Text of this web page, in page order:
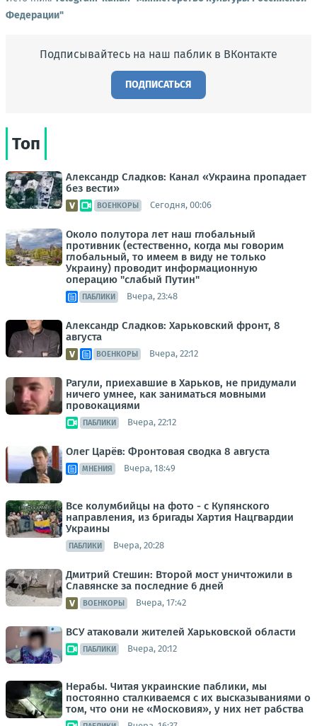
Федерации"
Подписывайтесь на наш паблик в ВКонтакте
ПОДПИСАТЬСЯ
Топ
Александр Сладков: Канал «Украина пропадает
без вести»
ВОЕНКОРЫ Сегодня, 00:06
Около полутора лет наш глобальный
противник (естественно, когда мы говорим
глобальный, то имеем в виду не только
Украину) проводит информационную
операцию "слабый Путин"
ПАБЛИКИ Вчера, 23:48
Александр Сладков: Харьковский фронт, 8
августа
ВОЕНКОРЫ Вчера, 22:12
Рагули, приехавшие в Харьков, не придумали
ничего умнее, как заниматься мовными
провокациями
ПАБЛИКИ Вчера, 22:12
Олег Царёв: Фронтовая сводка 8 августа
МНЕНИЯ Вчера, 18:49
Все колумбийцы на фото - с Купянского
направления, из бригады Хартия Нацгвардии
Украины
ПАБЛИКИ Вчера, 20:28
Дмитрий Стешин: Второй мост уничтожили в
Славянске за последние 6 дней
ВОЕНКОРЫ Вчера, 17:42
ВСУ атаковали жителей Харьковской области
ПАБЛИКИ Вчера, 20:12
Нерабы. Читая украинские паблики, мы
постоянно сталкиваемся с их высказываниями о
том, что они не «Московия», у них нет рабства